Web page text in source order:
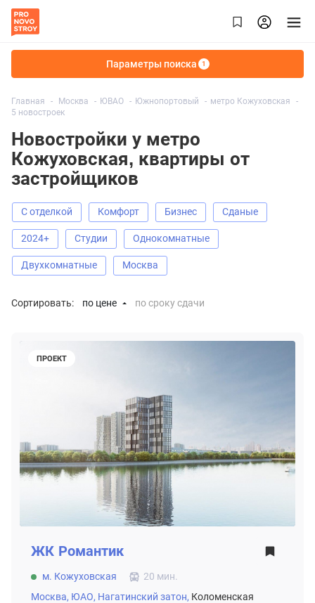
Параметры поиска 1
Главная Москва ЮВАО Южнопортовый
метро Кожуховская
5 новостроек
Новостройки у метро
Кожуховская, квартиры от
застройщиков
С отделкой Комфорт Бизнес Сданые
2024+ Студии Однокомнатные
Двухкомнатные Москва
Сортировать: по цене по сроку сдачи
ПРОЕКТ
ЖК Романтик
м. Кожуховская
20 мин.
Москва, ЮАО, Нагатинский затон, Коломенская